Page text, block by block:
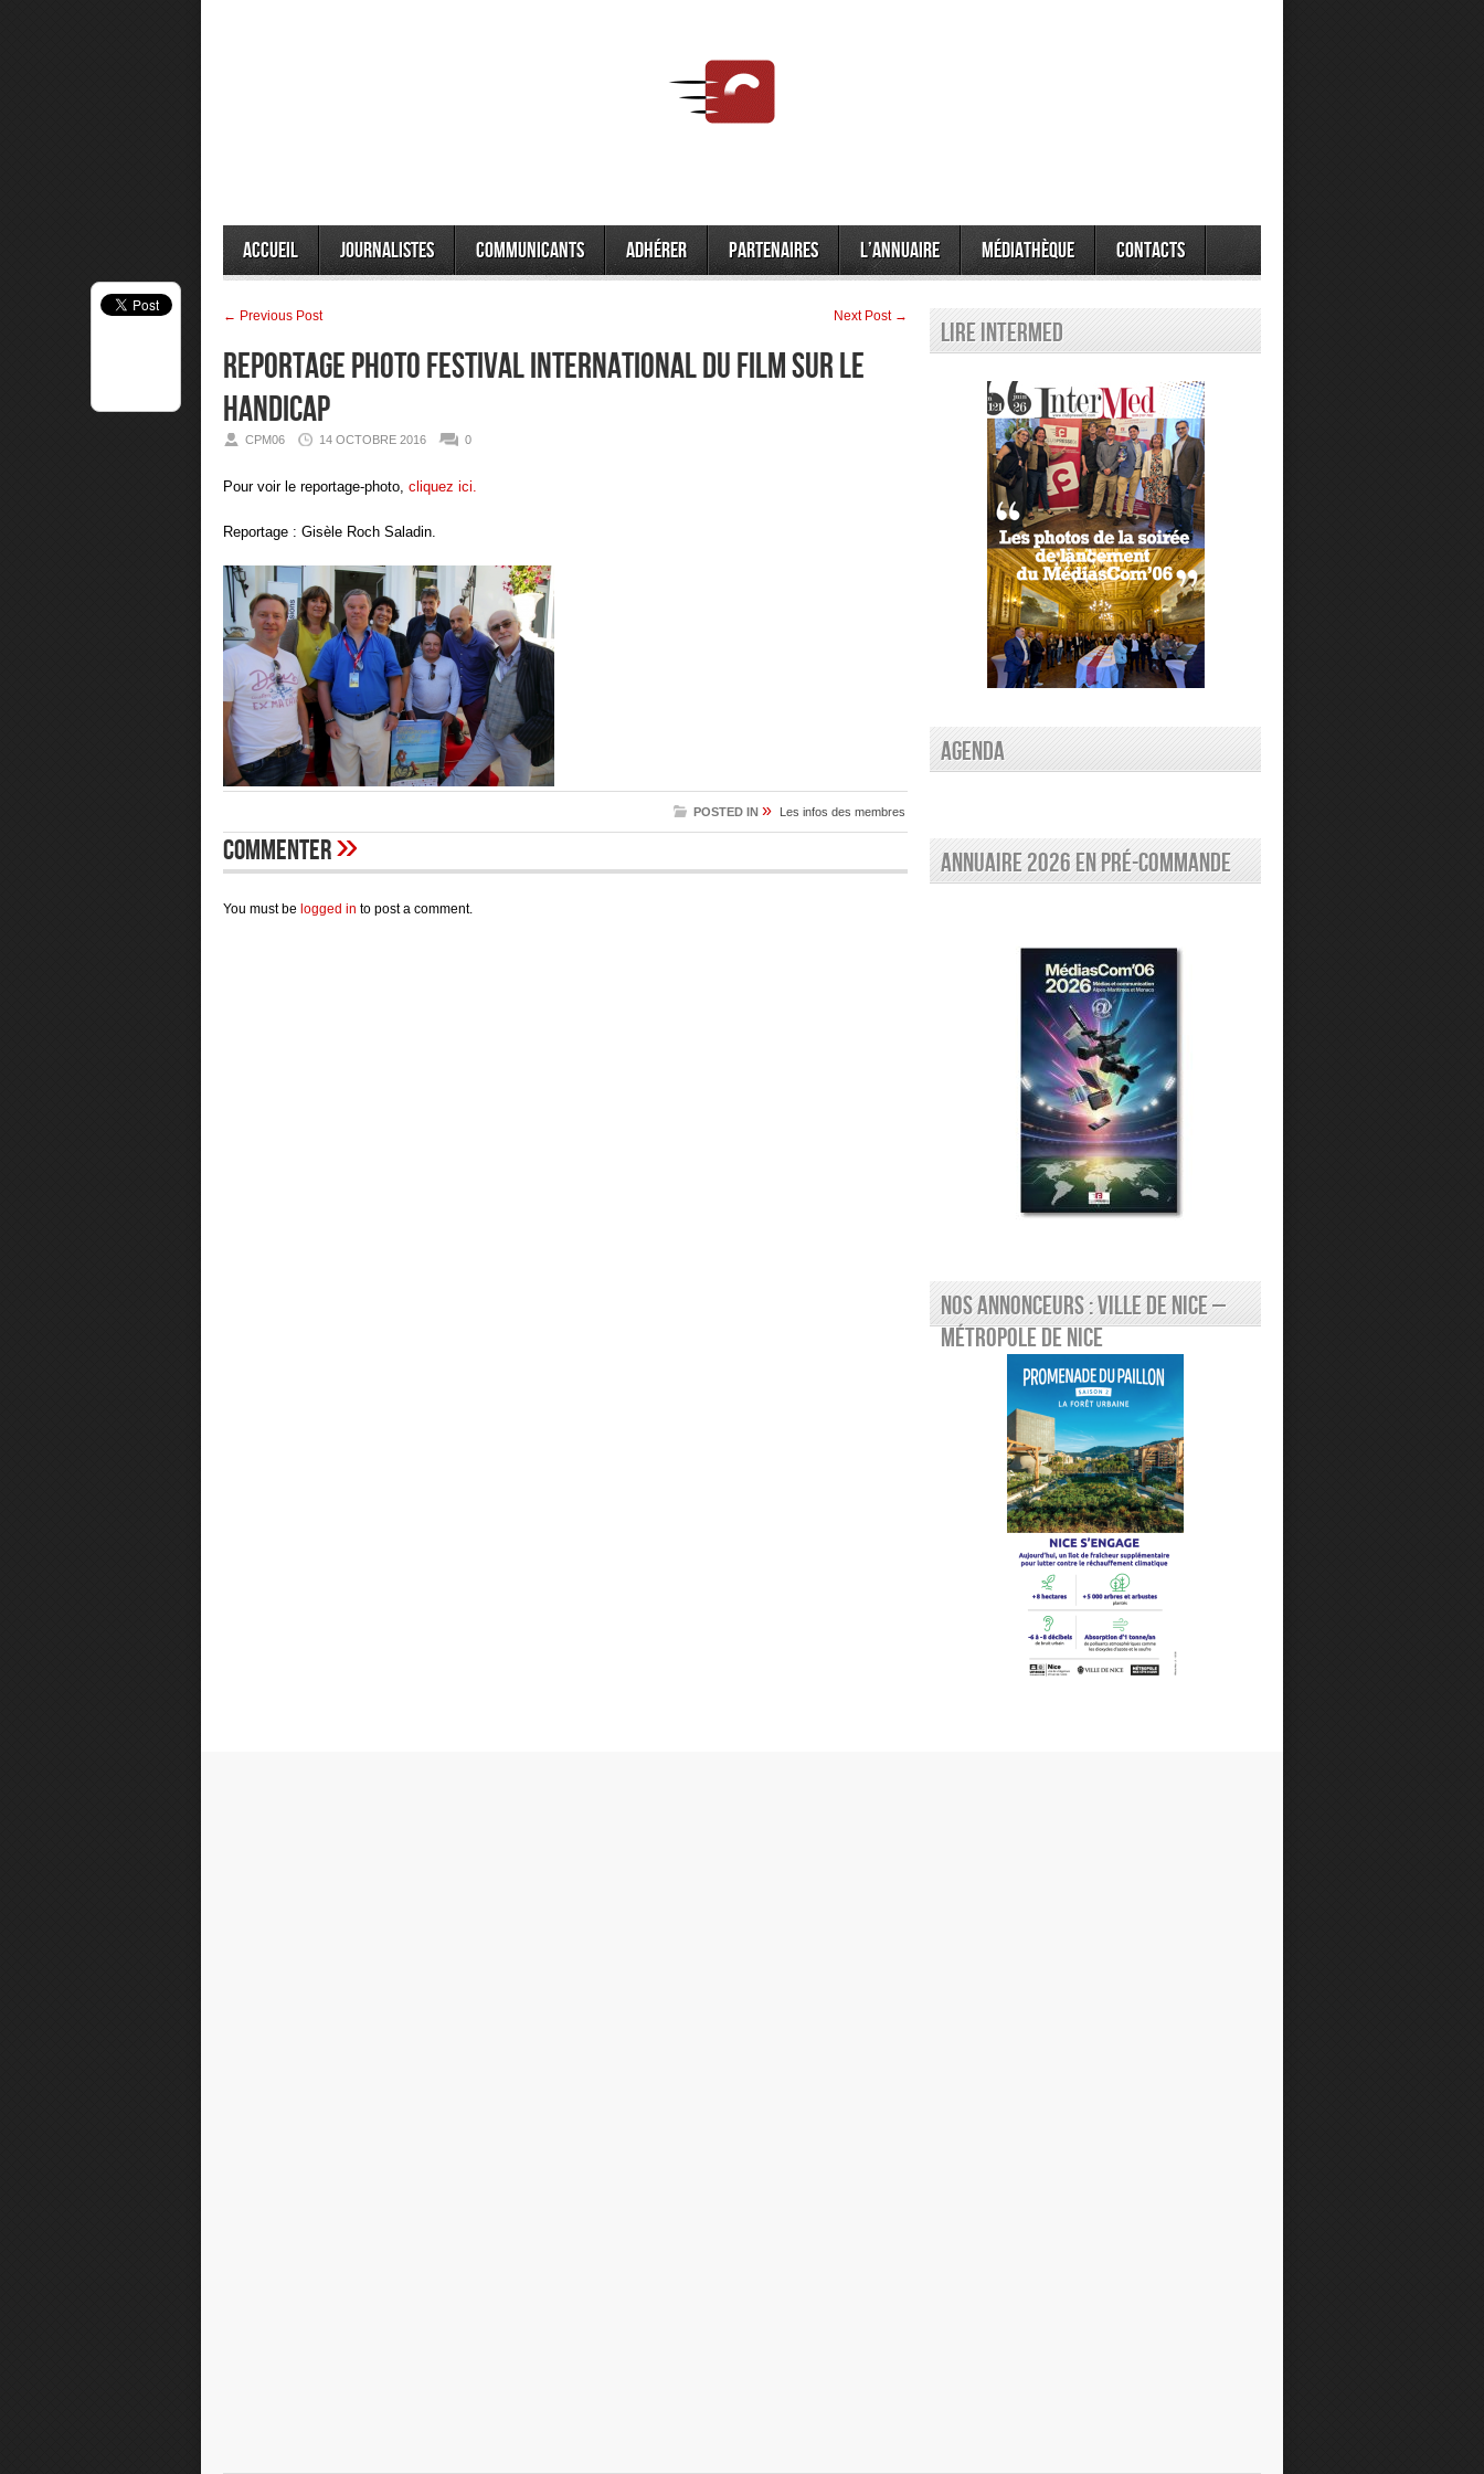
Accueil Journalistes Communicants Adhérer Partenaires L’annuaire Médiathèque Contacts
← Previous Post Next Post →
Reportage photo Festival International du Film sur le
Handicap
CPM06 14 OCTOBRE 2016 0
Pour voir le reportage-photo, cliquez ici.
Reportage : Gisèle Roch Saladin.
POSTED IN » Les infos des membres
Commenter»
You must be logged in to post a comment.
Lire Intermed
AGENDA
Annuaire 2026 en pré-commande
Nos annonceurs : Ville de Nice –
Métropole de Nice